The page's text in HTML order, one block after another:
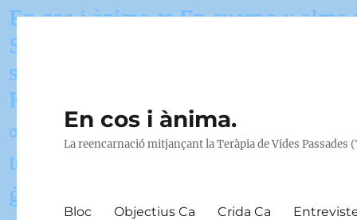
En cos i ànima.
La reencarnació mitjançant la Teràpia de Vides Passades
Bloc Objectius Ca Crida Ca